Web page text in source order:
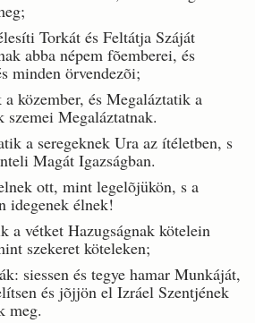
Torkát és Feltátja Száját
abba népem fõemberei, és
minden örvendezõi;
közember, és Megaláztatik a
szemei Megaláztatnak.
a seregeknek Ura az ítéletben, s
Magát Igazságban.
ott, mint legelõjükön, s a
idegenek élnek!
a vétket Hazugságnak kötelein
szekeret köteleken;
siessen és tegye hamar Munkáját,
és jõjjön el Izráel Szentjének
meg.